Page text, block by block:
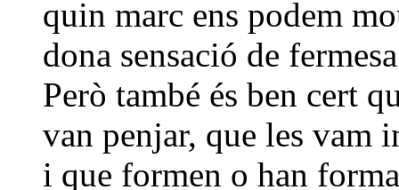
quin marc ens podem
dona sensació de
Però també és ben cert
van penjar, que les vam
i que formen o han